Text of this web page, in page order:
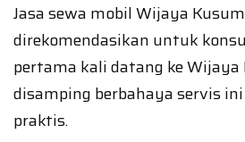
Jasa sewa mobil Wijaya
direkomendasikan untuk
pertama kali datang ke Wijaya
disamping berbahaya servis
praktis.